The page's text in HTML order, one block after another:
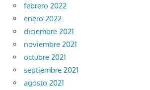
febrero 2022
enero 2022
diciembre 2021
noviembre 2021
octubre 2021
septiembre 2021
agosto 2021